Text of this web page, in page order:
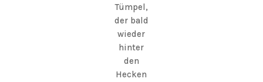
Tümpel,
der bald
wieder
hinter
den
Hecken